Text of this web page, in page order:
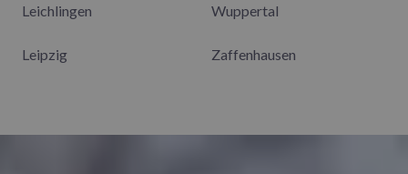
Leichlingen
Leipzig
Wuppertal
Zaffenhausen